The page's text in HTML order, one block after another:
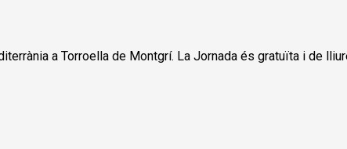
a Torroella de Montgrí. La Jornada és gratuïta i de